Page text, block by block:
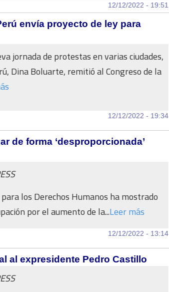
12/12/2022 - 19:51
envía proyecto de ley para
jornada de protestas en varias ciudades,
Dina Boluarte, remitió al Congreso de la
12/12/2022 - 19:34
de forma ‘desproporcionada’
los Derechos Humanos ha mostrado
por el aumento de la...Leer más
12/12/2022 - 13:14
al expresidente Pedro Castillo